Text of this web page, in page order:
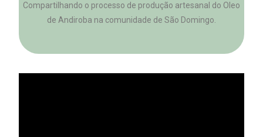
Compartilhando o processo de produção artesanal do Oleo
de Andiroba na comunidade de São Domingo.